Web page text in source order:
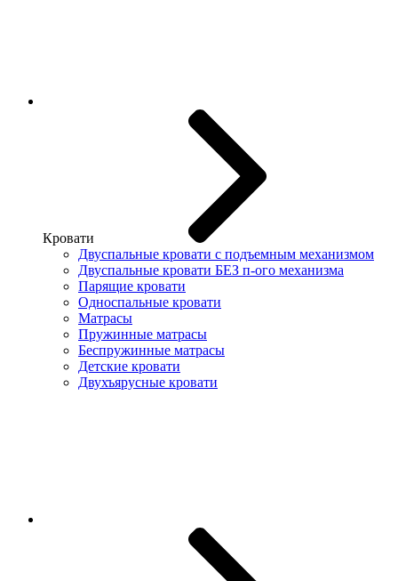
Кровати
Двуспальные кровати с подъемным механизмом
Двуспальные кровати БЕЗ п-ого механизма
Парящие кровати
Односпальные кровати
Матрасы
Пружинные матрасы
Беспружинные матрасы
Детские кровати
Двухъярусные кровати